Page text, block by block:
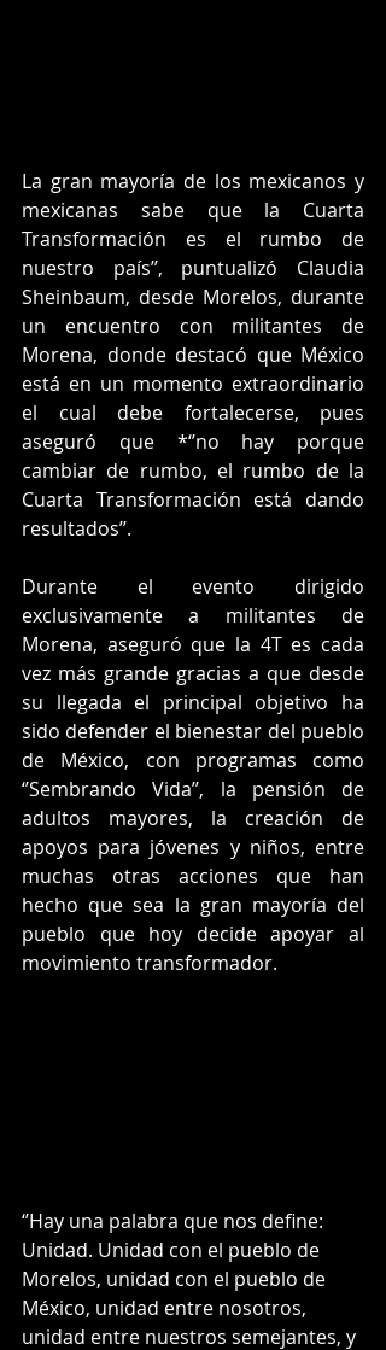
La gran mayoría de los mexicanos y
mexicanas sabe que la Cuarta
Transformación es el rumbo de
nuestro país’’, puntualizó Claudia
Sheinbaum, desde Morelos, durante
un encuentro con militantes de
Morena, donde destacó que México
está en un momento extraordinario
el cual debe fortalecerse, pues
aseguró que *‘’no hay porque
cambiar de rumbo, el rumbo de la
Cuarta Transformación está dando
resultados’’.
Durante el evento dirigido
exclusivamente a militantes de
Morena, aseguró que la 4T es cada
vez más grande gracias a que desde
su llegada el principal objetivo ha
sido defender el bienestar del pueblo
de México, con programas como
‘’Sembrando Vida’’, la pensión de
adultos mayores, la creación de
apoyos para jóvenes y niños, entre
muchas otras acciones que han
hecho que sea la gran mayoría del
pueblo que hoy decide apoyar al
movimiento transformador.
‘’Hay una palabra que nos define:
Unidad. Unidad con el pueblo de
Morelos, unidad con el pueblo de
México, unidad entre nosotros,
unidad entre nuestros semejantes, y